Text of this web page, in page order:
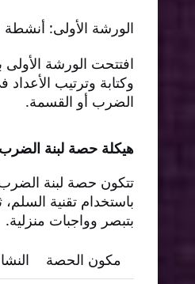
الورشة الأولى: أنشطة
افتتحت الورشة
وكتابة وترتيب
الضرب أو القسمة.
هيكلة حصة لبنة الضرب
تتكون حصة لبنة
باستخدام تقنية
بتبصر وواجبات منزلية.
مكون الحصة